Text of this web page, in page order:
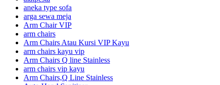
aneka type sofa
arga sewa meja
Arm Chair VIP
arm chairs
Arm Chairs Atau Kursi VIP Kayu
arm chairs kayu vip
Arm Chairs Q line Stainless
arm chairs vip kayu
Arm Chairs,Q Line Stainless